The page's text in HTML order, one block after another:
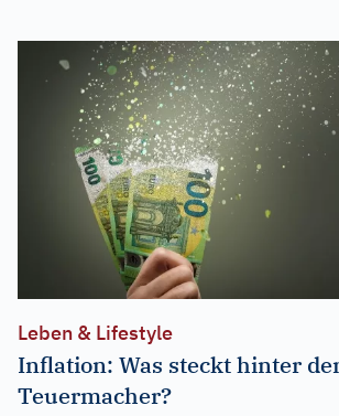
Leben & Lifestyle
Inflation: Was steckt hinter
Teuermacher?